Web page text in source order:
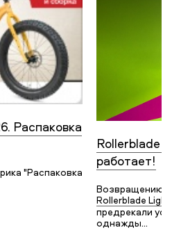
Распаковка
"Распаковка
Rollerblade
работает!
Возвращению
Rollerblade
предрекали
однажды...